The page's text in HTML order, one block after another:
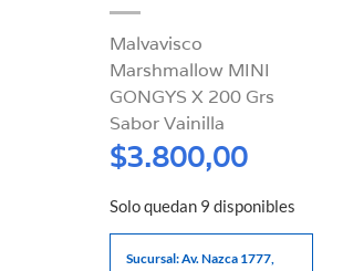
Malvavisco
Marshmallow MINI
GONGYS X 200 Grs
Sabor Vainilla
$3.800,00
Solo quedan 9 disponibles
Sucursal: Av. Nazca 1777,